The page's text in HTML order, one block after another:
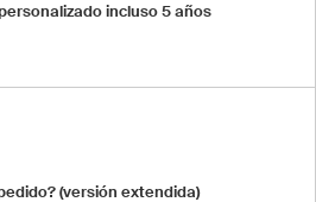
incluso 5 años
(versión extendida)